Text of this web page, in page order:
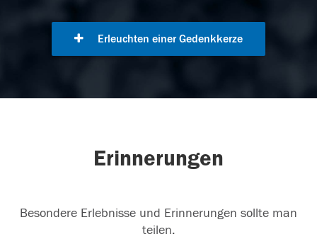
Erleuchten einer Gedenkkerze
Erinnerungen
Besondere Erlebnisse und Erinnerungen sollte man
teilen.